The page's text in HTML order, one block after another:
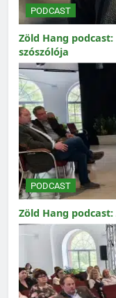
PODCAST
Zöld Hang
szószólója
PODCAST
Zöld Hang